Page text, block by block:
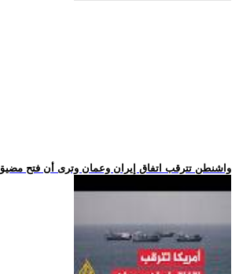
.. واشنطن تترقب اتفاق إيران وعمان وترى أن فتح